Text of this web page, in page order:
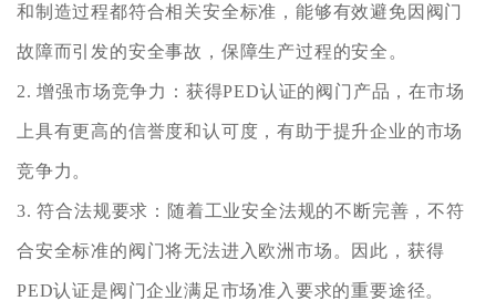
和制造过程都符合相关安全标准，能够有效避免因阀门
故障而引发的安全事故，保障生产过程的安全。
2. 增强市场竞争力：获得PED认证的阀门产品，在市场
上具有更高的信誉度和认可度，有助于提升企业的市场
竞争力。
3. 符合法规要求：随着工业安全法规的不断完善，不符
合安全标准的阀门将无法进入欧洲市场。因此，获得
PED认证是阀门企业满足市场准入要求的重要途径。